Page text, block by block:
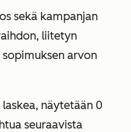
sekä kampanjan
liitetyn
arvon
näytetään 0
seuraavista